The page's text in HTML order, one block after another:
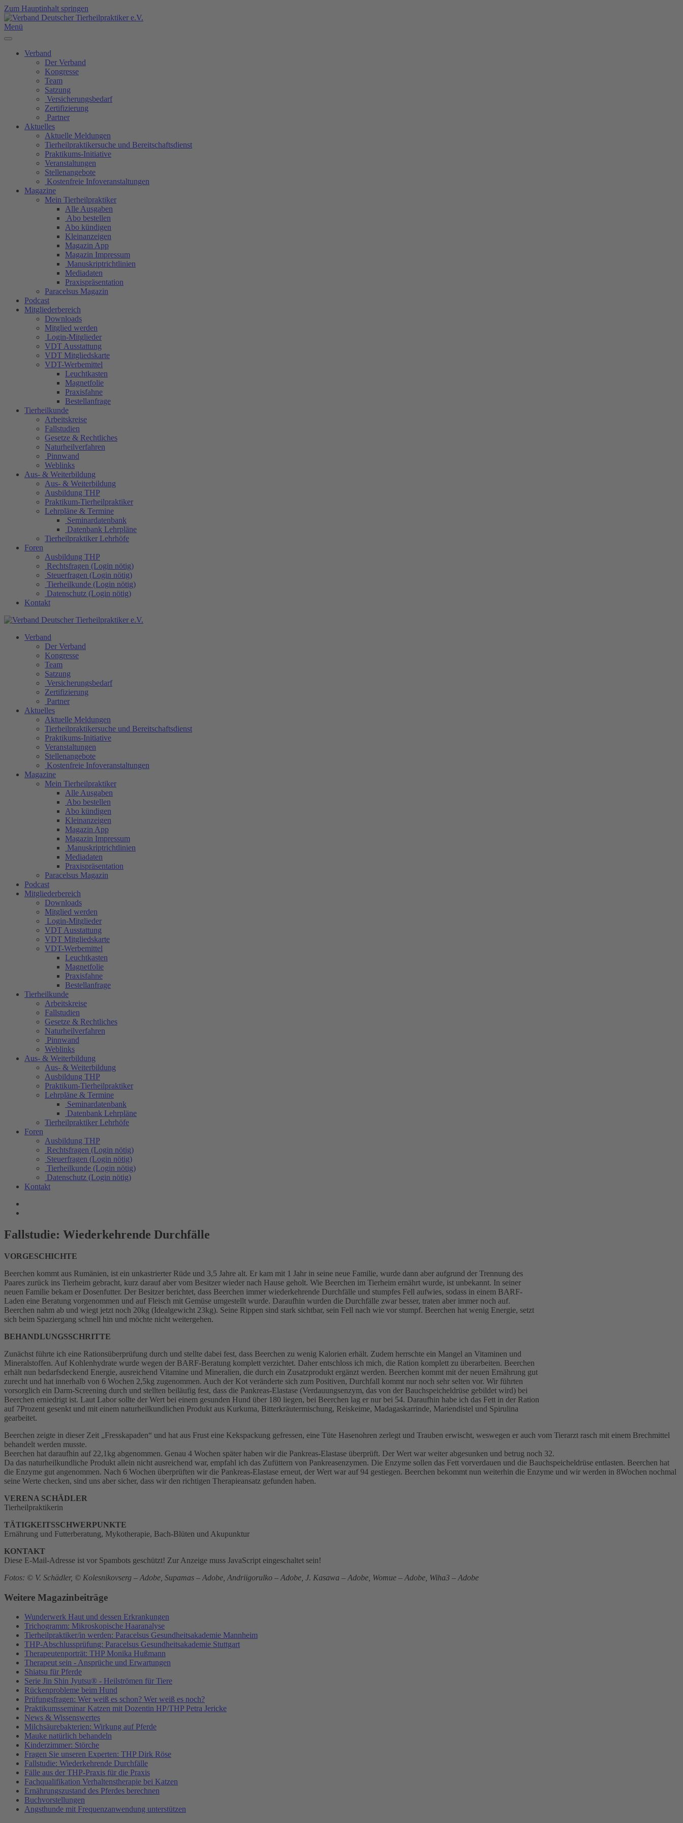
Zum Hauptinhalt springen
Menü
Verband
Der Verband
Kongresse
Team
Satzung
Versicherungsbedarf
Zertifizierung
Partner
Aktuelles
Aktuelle Meldungen
Tierheilpraktikersuche und Bereitschaftsdienst
Praktikums-Initiative
Veranstaltungen
Stellenangebote
Kostenfreie Infoveranstaltungen
Magazine
Mein Tierheilpraktiker
Alle Ausgaben
Abo bestellen
Abo kündigen
Kleinanzeigen
Magazin App
Magazin Impressum
Manuskriptrichtlinien
Mediadaten
Praxispräsentation
Paracelsus Magazin
Podcast
Mitgliederbereich
Downloads
Mitglied werden
Login-Mitglieder
VDT Ausstattung
VDT Mitgliedskarte
VDT-Werbemittel
Leuchtkasten
Magnetfolie
Praxisfahne
Bestellanfrage
Tierheilkunde
Arbeitskreise
Fallstudien
Gesetze & Rechtliches
Naturheilverfahren
Pinnwand
Weblinks
Aus- & Weiterbildung
Aus- & Weiterbildung
Ausbildung THP
Praktikum-Tierheilpraktiker
Lehrpläne & Termine
Seminardatenbank
Datenbank Lehrpläne
Tierheilpraktiker Lehrhöfe
Foren
Ausbildung THP
Rechtsfragen (Login nötig)
Steuerfragen (Login nötig)
Tierheilkunde (Login nötig)
Datenschutz (Login nötig)
Kontakt
Verband
Der Verband
Kongresse
Team
Satzung
Versicherungsbedarf
Zertifizierung
Partner
Aktuelles
Aktuelle Meldungen
Tierheilpraktikersuche und Bereitschaftsdienst
Praktikums-Initiative
Veranstaltungen
Stellenangebote
Kostenfreie Infoveranstaltungen
Magazine
Mein Tierheilpraktiker
Alle Ausgaben
Abo bestellen
Abo kündigen
Kleinanzeigen
Magazin App
Magazin Impressum
Manuskriptrichtlinien
Mediadaten
Praxispräsentation
Paracelsus Magazin
Podcast
Mitgliederbereich
Downloads
Mitglied werden
Login-Mitglieder
VDT Ausstattung
VDT Mitgliedskarte
VDT-Werbemittel
Leuchtkasten
Magnetfolie
Praxisfahne
Bestellanfrage
Tierheilkunde
Arbeitskreise
Fallstudien
Gesetze & Rechtliches
Naturheilverfahren
Pinnwand
Weblinks
Aus- & Weiterbildung
Aus- & Weiterbildung
Ausbildung THP
Praktikum-Tierheilpraktiker
Lehrpläne & Termine
Seminardatenbank
Datenbank Lehrpläne
Tierheilpraktiker Lehrhöfe
Foren
Ausbildung THP
Rechtsfragen (Login nötig)
Steuerfragen (Login nötig)
Tierheilkunde (Login nötig)
Datenschutz (Login nötig)
Kontakt
Fallstudie: Wiederkehrende Durchfälle
VORGESCHICHTE
Beerchen kommt aus Rumänien, ist ein unkastrierter Rüde und 3,5 Jahre alt. Er kam mit 1 Jahr in seine neue Familie, wurde dann aber aufgrund der Trennung des
Paares zurück ins Tierheim gebracht, kurz darauf aber vom Besitzer wieder nach Hause geholt. Wie Beerchen im Tierheim ernährt wurde, ist unbekannt. In seiner
neuen Familie bekam er Dosenfutter. Der Besitzer berichtet, dass Beerchen immer wiederkehrende Durchfälle und stumpfes Fell aufwies, sodass in einem BARF-
Laden eine Beratung vorgenommen und auf Fleisch mit Gemüse umgestellt wurde. Daraufhin wurden die Durchfälle zwar besser, traten aber immer noch auf.
Beerchen nahm ab und wiegt jetzt noch 20kg (Idealgewicht 23kg). Seine Rippen sind stark sichtbar, sein Fell nach wie vor stumpf. Beerchen hat wenig Energie, setzt
sich beim Spaziergang schnell hin und möchte nicht weitergehen.
BEHANDLUNGSSCHRITTE
Zunächst führte ich eine Rationsüberprüfung durch und stellte dabei fest, dass Beerchen zu wenig Kalorien erhält. Zudem herrschte ein Mangel an Vitaminen und
Mineralstoffen. Auf Kohlenhydrate wurde wegen der BARF-Beratung komplett verzichtet. Daher entschloss ich mich, die Ration komplett zu überarbeiten. Beerchen
erhält nun bedarfsdeckend Energie, ausreichend Vitamine und Mineralien, die durch ein Zusatzprodukt ergänzt werden. Beerchen kommt mit der neuen Ernährung gut
zurecht und hat innerhalb von 6 Wochen 2,5kg zugenommen. Auch der Kot veränderte sich zum Positiven, Durchfall kommt nur noch sehr selten vor. Wir führten
vorsorglich ein Darm-Screening durch und stellten beiläufig fest, dass die Pankreas-Elastase (Verdauungsenzym, das von der Bauchspeicheldrüse gebildet wird) bei
Beerchen erniedrigt ist. Laut Labor sollte der Wert bei einem gesunden Hund über 180 liegen, bei Beerchen lag er nur bei 54. Daraufhin habe ich das Fett in der Ration
auf 7Prozent gesenkt und mit einem naturheilkundlichen Produkt aus Kurkuma, Bitterkräutermischung, Reiskeime, Madagaskarrinde, Mariendistel und Spirulina
gearbeitet.
Beerchen zeigte in dieser Zeit „Fresskapaden“ und hat aus Frust eine Kekspackung gefressen, eine Tüte Hasenohren zerlegt und Trauben erwischt, weswegen er auch vom Tierarzt rasch mit einem Brechmittel
behandelt werden musste.
Beerchen hat daraufhin auf 22,1kg abgenommen. Genau 4 Wochen später haben wir die Pankreas-Elastase überprüft. Der Wert war weiter abgesunken und betrug noch 32.
Da das naturheilkundliche Produkt allein nicht ausreichend war, empfahl ich das Zufüttern von Pankreasenzymen. Die Enzyme sollen das Fett vorverdauen und die Bauchspeicheldrüse entlasten. Beerchen hat
die Enzyme gut angenommen. Nach 6 Wochen überprüften wir die Pankreas-Elastase erneut, der Wert war auf 94 gestiegen. Beerchen bekommt nun weiterhin die Enzyme und wir werden in 8Wochen nochmal
seine Werte checken, sind uns aber sicher, dass wir den richtigen Therapieansatz gefunden haben.
VERENA SCHÄDLER
Tierheilpraktikerin
TÄTIGKEITSSCHWERPUNKTE
Ernährung und Futterberatung, Mykotherapie, Bach-Blüten und Akupunktur
KONTAKT
Diese E-Mail-Adresse ist vor Spambots geschützt! Zur Anzeige muss JavaScript eingeschaltet sein!
Fotos: © V. Schädler, © Kolesnikovserg – Adobe, Supamas – Adobe, Andriigorulko – Adobe, J. Kasawa – Adobe, Womue – Adobe, Wiha3 – Adobe
Weitere Magazinbeiträge
Wunderwerk Haut und dessen Erkrankungen
Trichogramm: Mikroskopische Haaranalyse
Tierheilpraktiker/in werden: Paracelsus Gesundheitsakademie Mannheim
THP-Abschlussprüfung: Paracelsus Gesundheitsakademie Stuttgart
Therapeutenporträt: THP Monika Hußmann
Therapeut sein - Ansprüche und Erwartungen
Shiatsu für Pferde
Serie Jin Shin Jyutsu® - Heilströmen für Tiere
Rückenprobleme beim Hund
Prüfungsfragen: Wer weiß es schon? Wer weiß es noch?
Praktikumsseminar Katzen mit Dozentin HP/THP Petra Jericke
News & Wissenswertes
Milchsäurebakterien: Wirkung auf Pferde
Mauke natürlich behandeln
Kinderzimmer: Störche
Fragen Sie unseren Experten: THP Dirk Röse
Fallstudie: Wiederkehrende Durchfälle
Fälle aus der THP-Praxis für die Praxis
Fachqualifikation Verhaltenstherapie bei Katzen
Ernährungszustand des Pferdes berechnen
Buchvorstellungen
Angsthunde mit Frequenzanwendung unterstützen